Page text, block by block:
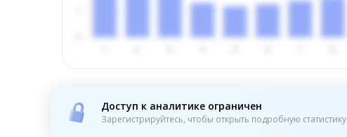
Доступ к аналитике ограничен
Зарегистрируйтесь, чтобы открыть подробную статистику